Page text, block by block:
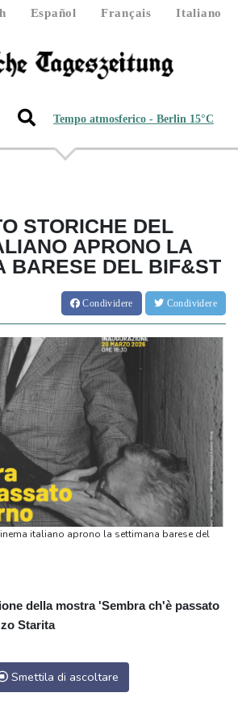
Español Français
Italiano
Tempo atmosferico - Berlin 15°C
STORICHE DEL
APRONO LA
BARESE DEL BIF&ST
Condividere Condividere
italiano aprono la settimana barese del
della mostra 'Sembra ch'è passato
Starita
Smettila di ascoltare